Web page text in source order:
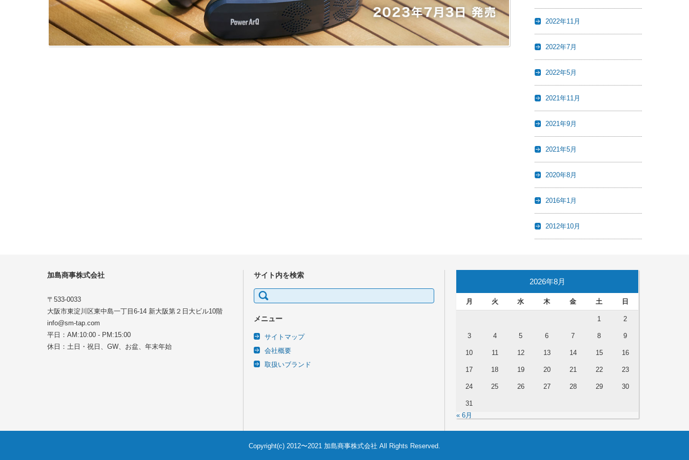
2022年11月
2022年7月
2022年5月
2021年11月
2021年9月
2021年5月
2020年8月
2016年1月
2012年10月
加島商事株式会社
〒533-0033
大阪市東淀川区東中島一丁目6-14 新大阪第２日大ビル10階
info@sm-tap.com
平日：AM:10:00 - PM:15:00
休日：土日・祝日、GW、お盆、年末年始
サイト内を検索
検
索:
メニュー
サイトマップ
会社概要
取扱いブランド
2026年8月
月 火 水 木 金 土 日
1 2
3 4 5 6 7 8 9
10 11 12 13 14 15 16
17 18 19 20 21 22 23
24 25 26 27 28 29 30
31
« 6月
Copyright(c) 2012〜2021 加島商事株式会社 All Rights Reserved.